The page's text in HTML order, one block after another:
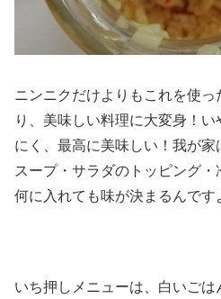
ニンニクだけよりもこれを使っ
り、美味しい料理に大変身！
にく、最高に美味しい！我が家
スープ・サラダのトッピング・
何に入れても味が決まるんです
いち押しメニューは、白いごは